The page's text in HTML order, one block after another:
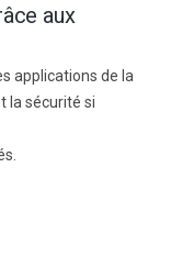
aux
applications de la
la sécurité si